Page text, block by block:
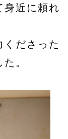
身近に頼れ
くださった
。